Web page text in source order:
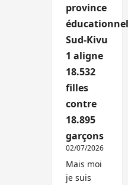
province
Sud-Kivu
1 aligne
18.532
filles
contre
18.895
garçons
02/07/2026
Mais moi
je suis